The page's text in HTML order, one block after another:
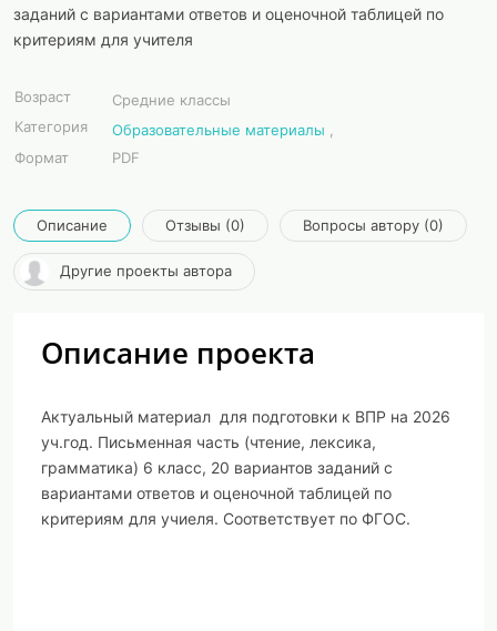
заданий с вариантами ответов и оценочной таблицей по
критериям для учителя
Возраст
Средние классы
Категория
Образовательные материалы
Формат
PDF
Описание Отзывы (0) Вопросы автору (0)
Другие проекты автора
Описание проекта
Актуальный материал для подготовки к ВПР на 2026
уч.год. Письменная часть (чтение, лексика,
грамматика) 6 класс, 20 вариантов заданий с
вариантами ответов и оценочной таблицей по
критериям для учиеля. Соответствует по ФГОС.